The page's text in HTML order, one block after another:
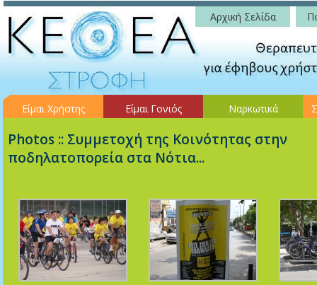
Αρχική Σελίδα
Είμαι Χρήστης Είμαι Γονιός Ναρκωτικά
Photos :: Συμμετοχή της Κοινότητας στην
ποδηλατοπορεία στα Νότια...